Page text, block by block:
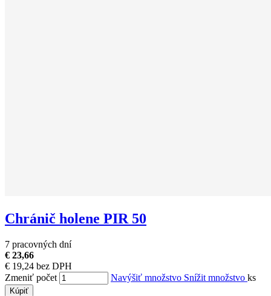
Chránič holene PIR 50
7 pracovných dní
€ 23,66
€ 19,24 bez DPH
Zmeniť počet
Navýšiť množstvo Snížit množstvo ks
Kúpiť